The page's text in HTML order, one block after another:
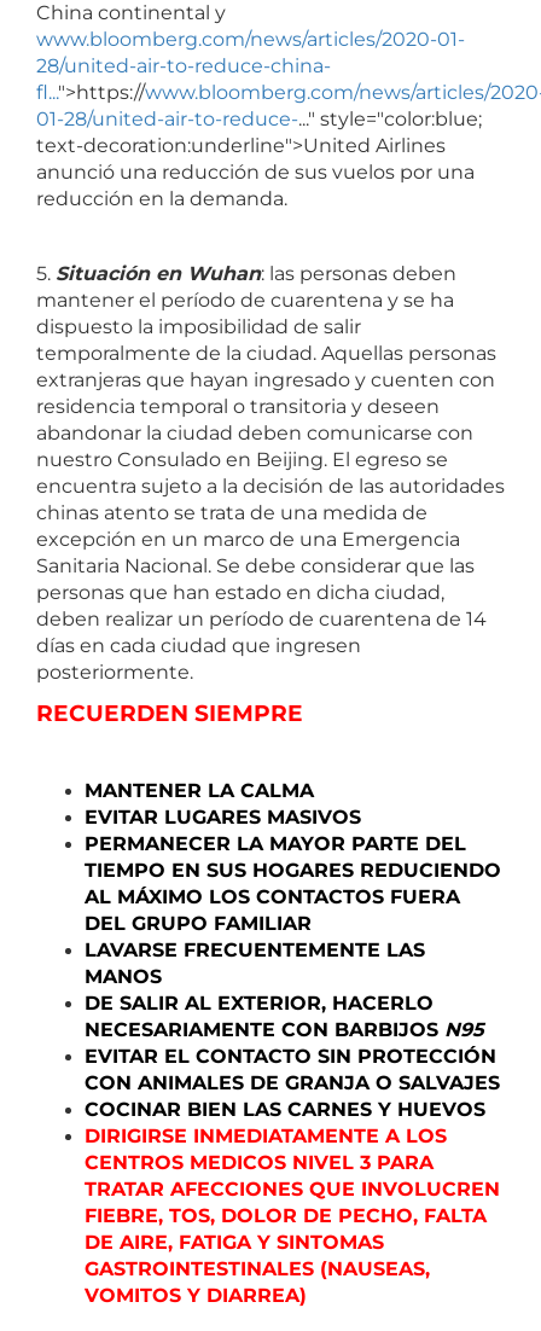
China continental y
www.bloomberg.com/news/articles/2020-01-
28/united-air-to-reduce-china-
fl...">https://www.bloomberg.com/news/articles/
01-28/united-air-to-reduce-..." style="color:blue;
text-decoration:underline">United Airlines
anunció una reducción de sus vuelos por una
reducción en la demanda.
5. Situación en Wuhan: las personas deben
mantener el período de cuarentena y se ha
dispuesto la imposibilidad de salir
temporalmente de la ciudad. Aquellas personas
extranjeras que hayan ingresado y cuenten con
residencia temporal o transitoria y deseen
abandonar la ciudad deben comunicarse con
nuestro Consulado en Beijing. El egreso se
encuentra sujeto a la decisión de las autoridades
chinas atento se trata de una medida de
excepción en un marco de una Emergencia
Sanitaria Nacional. Se debe considerar que las
personas que han estado en dicha ciudad,
deben realizar un período de cuarentena de 14
días en cada ciudad que ingresen
posteriormente.
RECUERDEN SIEMPRE
MANTENER LA CALMA
EVITAR LUGARES MASIVOS
PERMANECER LA MAYOR PARTE DEL
TIEMPO EN SUS HOGARES REDUCIENDO
AL MÁXIMO LOS CONTACTOS FUERA
DEL GRUPO FAMILIAR
LAVARSE FRECUENTEMENTE LAS
MANOS
DE SALIR AL EXTERIOR, HACERLO
NECESARIAMENTE CON BARBIJOS N95
EVITAR EL CONTACTO SIN PROTECCIÓN
CON ANIMALES DE GRANJA O SALVAJES
COCINAR BIEN LAS CARNES Y HUEVOS
DIRIGIRSE INMEDIATAMENTE A LOS
CENTROS MEDICOS NIVEL 3 PARA
TRATAR AFECCIONES QUE INVOLUCREN
FIEBRE, TOS, DOLOR DE PECHO, FALTA
DE AIRE, FATIGA Y SINTOMAS
GASTROINTESTINALES (NAUSEAS,
VOMITOS Y DIARREA)